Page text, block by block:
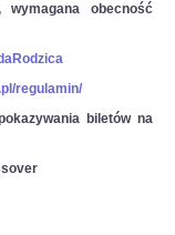
obecność
regulamin/
biletów na